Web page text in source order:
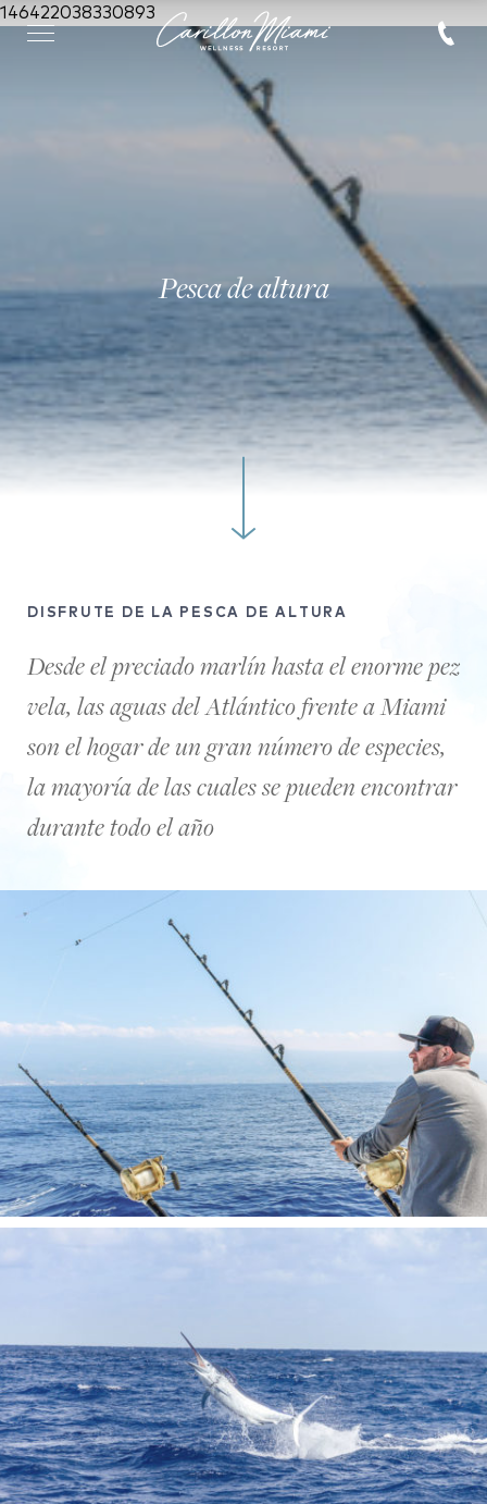
146422038330893
Pesca de altura
DISFRUTE DE LA PESCA DE ALTURA
Desde el preciado marlín hasta el enorme pez
vela, las aguas del Atlántico frente a Miami
son el hogar de un gran número de especies,
la mayoría de las cuales se pueden encontrar
durante todo el año